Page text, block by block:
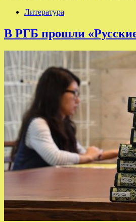
Литература
В РГБ прошли